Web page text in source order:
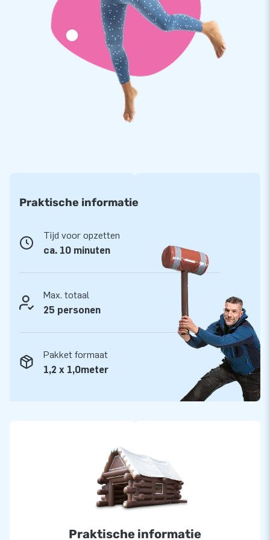
Topkwaliteit met 5 jaar garantie
JB tenten zijn op meerdere punten verstevigd en meervoudig
gestikt en zijn gemaakt van sterk, hoge kwaliteit PVC. Ze zijn
daardoor duurzaam en eenvoudig schoon te houden. We
bieden je op de tenten bovendien 5 jaar garantie en
herstelservice. Hierdoor lever jij een product met jarenlang
Meer dan 15.000 klanten kozen ook voor JB
JB laat al meer dan 15 jaar mensen wereldwijd een goed
feestje bouwen. Onze designers, ontwikkelaars en logistiek
medewerkers leveren unieke opblaasproducten op grootse
wijze! En je bent altijd verzekerd van onze professionele
service en levering. Daarom noemen ze ons ook wel
‘creators of greatness’!
Praktische informatie
Tijd voor opzetten
ca. 10 minuten
Max. totaal
25 personen
Pakket formaat
1,2 x 1,0meter
Praktische informatie